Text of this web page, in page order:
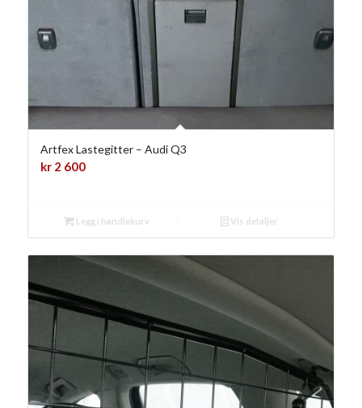
Artfex Lastegitter – Audi Q3
kr2 600
Legg i handlekurv Vis detaljer